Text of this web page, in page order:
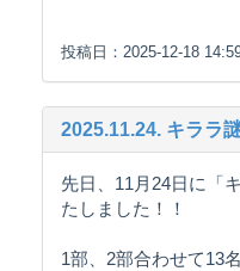
投稿日：2025-12-18
2025.11.24. キララ
先日、11月24日に「
たしました！！
1部、2部合わせて13